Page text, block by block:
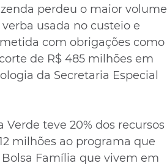
perdeu o maior volume
usada no custeio e
com obrigações como
de R$ 485 milhões em
da Secretaria Especial
teve 20% dos recursos
milhões ao programa que
Família que vivem em